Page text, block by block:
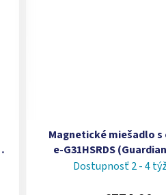
Magnetické miešadlo
e‑G31HSRDS
kapacita 15 L,
Dostupnosť 2 - 4